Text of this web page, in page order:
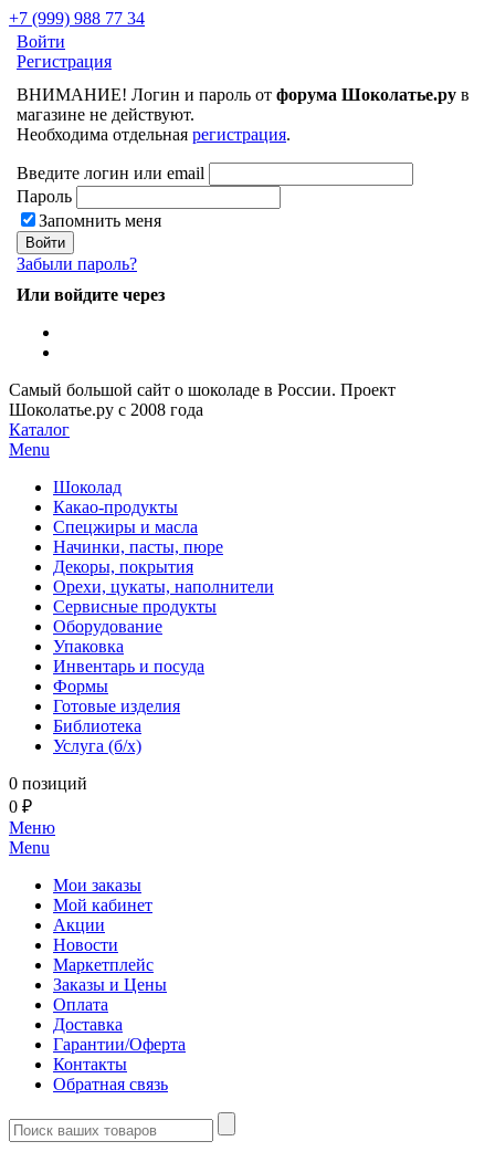
+7 (999) 988 77 34
Войти
Регистрация
ВНИМАНИЕ! Логин и пароль от форума Шоколатье.ру в
магазине не действуют.
Необходима отдельная регистрация.
Введите логин или email
Пароль
Запомнить меня
Забыли пароль?
Или войдите через
Самый большой сайт о шоколаде в России. Проект
Шоколатье.ру с 2008 года
Каталог
Menu
Шоколад
Какао-продукты
Спецжиры и масла
Начинки, пасты, пюре
Декоры, покрытия
Орехи, цукаты, наполнители
Сервисные продукты
Оборудование
Упаковка
Инвентарь и посуда
Формы
Готовые изделия
Библиотека
Услуга (б/х)
0 позиций
0 ₽
Меню
Menu
Мои заказы
Мой кабинет
Акции
Новости
Маркетплейс
Заказы и Цены
Оплата
Доставка
Гарантии/Оферта
Контакты
Обратная связь